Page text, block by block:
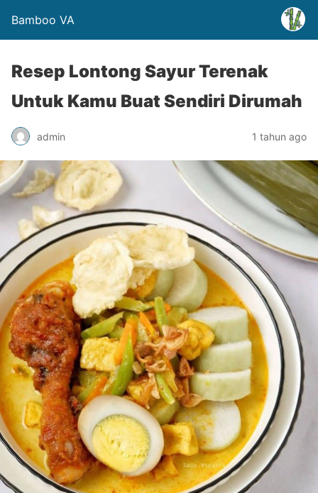
Bamboo VA
Resep Lontong Sayur Terenak
Untuk Kamu Buat Sendiri Dirumah
admin 1 tahun ago